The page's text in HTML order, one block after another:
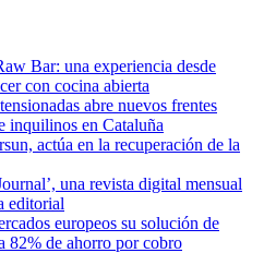
Bar: una experiencia desde
con cocina abierta
abre nuevos frentes
inquilinos en Cataluña
actúa en la recuperación de la
una revista digital mensual
editorial
europeos su solución de
82% de ahorro por cobro